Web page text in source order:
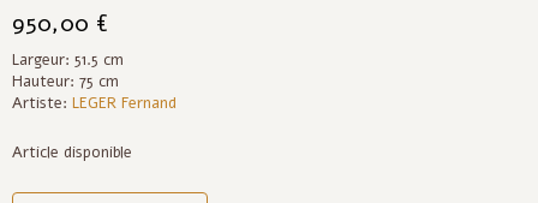
950,00 €
Largeur: 51.5 cm
Hauteur: 75 cm
Artiste: LEGER Fernand
Article disponible